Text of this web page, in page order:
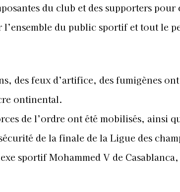
du club et des supporters pour
du public sportif et tout le
des feux d’artifice, des fumigènes ont
ontinental.
de l’ordre ont été mobilisés, ainsi
de la finale de la Ligue des
sportif Mohammed V de